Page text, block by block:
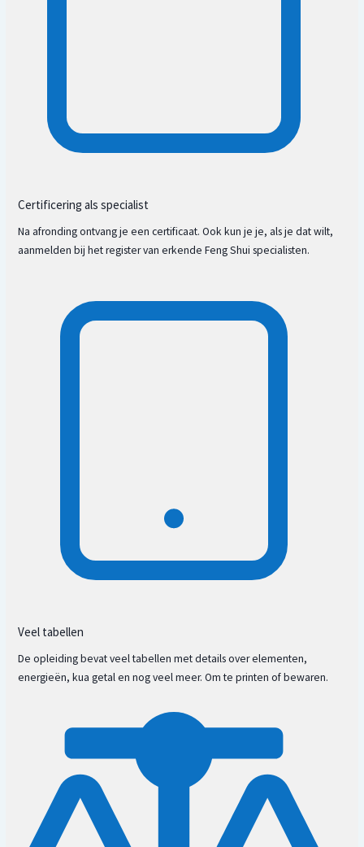
Certificering als specialist
Na afronding ontvang je een certificaat. Ook kun je je, als je dat wilt,
aanmelden bij het register van erkende Feng Shui specialisten.
Veel tabellen
De opleiding bevat veel tabellen met details over elementen,
energieën, kua getal en nog veel meer. Om te printen of bewaren.